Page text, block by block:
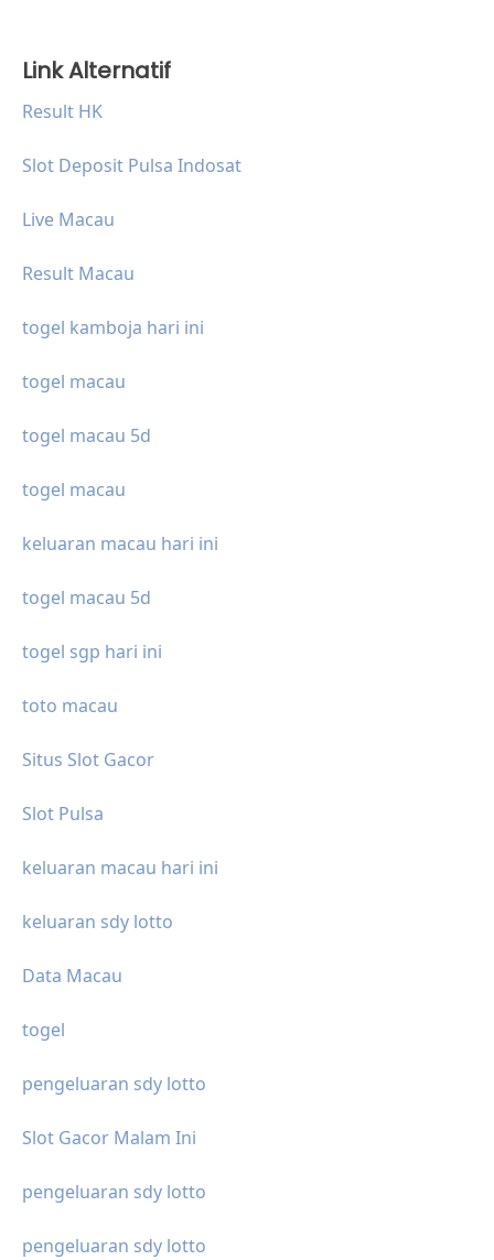
Link Alternatif
Result HK
Slot Deposit Pulsa Indosat
Live Macau
Result Macau
togel kamboja hari ini
togel macau
togel macau 5d
togel macau
keluaran macau hari ini
togel macau 5d
togel sgp hari ini
toto macau
Situs Slot Gacor
Slot Pulsa
keluaran macau hari ini
keluaran sdy lotto
Data Macau
togel
pengeluaran sdy lotto
Slot Gacor Malam Ini
pengeluaran sdy lotto
pengeluaran sdy lotto